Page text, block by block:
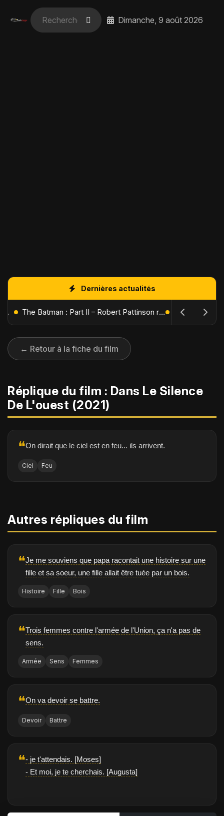
Dimanche, 9 août 2026
Dernières actualités
L'Âge de Glace : Le Réveil du Volcan – Manny, Sid et Diego de retour pour une aventure explosive The Batman : Part II – Robert Pattinson replonge dans les ténèbres de Gotham dès octobre 2027
← Retour à la fiche du film
Réplique du film : Dans Le Silence
De L'ouest (2021)
❝On dirait que le ciel est en feu... ils arrivent.
Ciel Feu
Autres répliques du film
❝Je me souviens que papa racontait une histoire sur une
fille et sa soeur, une fille allait être tuée par un bois.
Histoire Fille Bois
❝Trois femmes contre l'armée de l'Union, ça n'a pas de
sens.
Armée Sens Femmes
❝On va devoir se battre.
Devoir Battre
❝- je t'attendais. [Moses]
- Et moi, je te cherchais. [Augusta]